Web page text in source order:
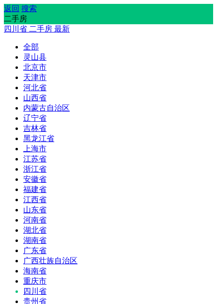
返回 搜索
二手房
四川省 二手房 最新
全部
灵山县
北京市
天津市
河北省
山西省
内蒙古自治区
辽宁省
吉林省
黑龙江省
上海市
江苏省
浙江省
安徽省
福建省
江西省
山东省
河南省
湖北省
湖南省
广东省
广西壮族自治区
海南省
重庆市
四川省
贵州省